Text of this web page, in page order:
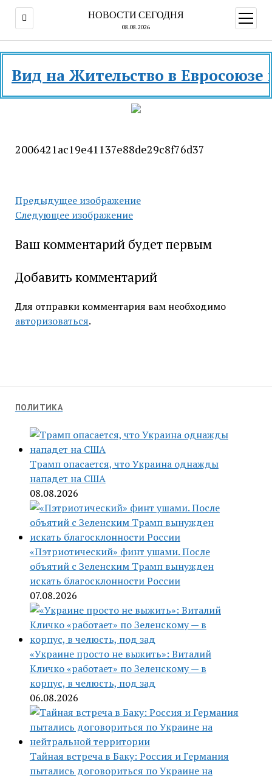
НОВОСТИ СЕГОДНЯ
08.08.2026
меню
на Жительство в Евросоюзе и
ПОЛИТИКА
Трамп опасается, что Украина однажды
нападет на США
08.08.2026
«Пэтриотический» финт ушами. После
объятий с Зеленским Трамп вынужден
искать благосклонности России
07.08.2026
«Украине просто не выжить»: Виталий
Кличко «работает» по Зеленскому — в
корпус, в челюсть, под зад
06.08.2026
Тайная встреча в Баку: Россия и Германия
пытались договориться по Украине на
2006421ac19e41137e88de29c8f76d37
Предыдущее изображение
Следующее изображение
Ваш комментарий будет первым
Добавить комментарий
Для отправки комментария вам необходимо
авторизоваться.